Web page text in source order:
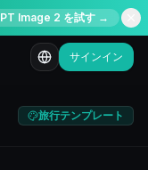
Image 2 を試す →
サインイン
旅行テンプレート